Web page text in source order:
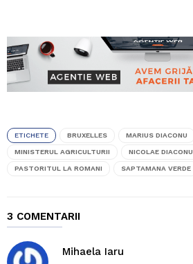
ETICHETE BRUXELLES MARIUS DIACONU
MINISTERUL AGRICULTURII NICOLAE DIACONU
PASTORITUL LA ROMANI SAPTAMANA VERDE
3 COMENTARII
Mihaela Iaru